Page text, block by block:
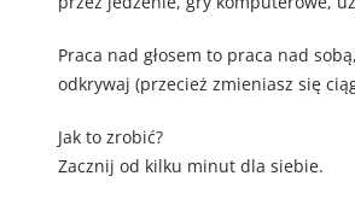
Praca nad głosem to praca nad
odkrywaj (przecież zmieniasz się
Jak to zrobić?
Zacznij od kilku minut dla siebie.